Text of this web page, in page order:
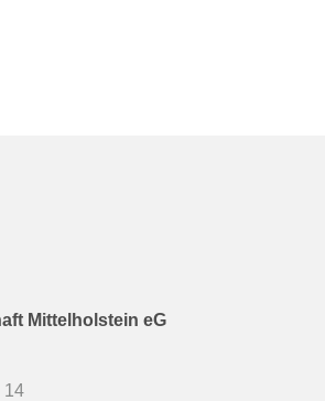
Mittelholstein eG
14